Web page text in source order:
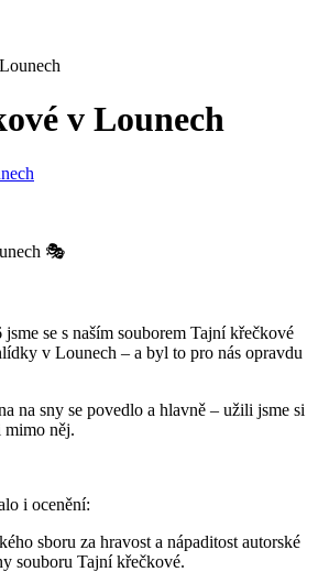
v Lounech
🎭
se s naším souborem Tajní křečkové
v Lounech – a byl to pro nás opravdu
na sny se povedlo a hlavně – užili jsme si
mimo něj.
i ocenění:
sboru za hravost a nápaditost autorské
souboru Tajní křečkové.